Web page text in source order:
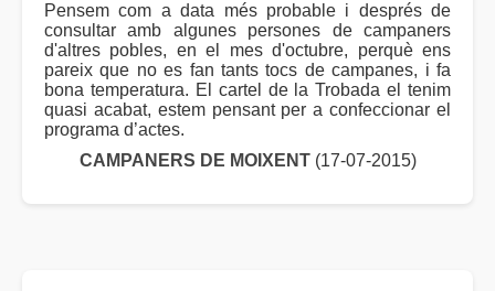
Pensem com a data més probable i després de
consultar amb algunes persones de campaners
d'altres pobles, en el mes d'octubre, perquè ens
pareix que no es fan tants tocs de campanes, i fa
bona temperatura. El cartel de la Trobada el tenim
quasi acabat, estem pensant per a confeccionar el
programa d’actes.
CAMPANERS DE MOIXENT(17-07-2015)